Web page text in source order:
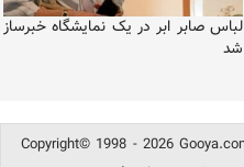
لباس صابر ابر در یک نمایشگاه خبرساز
شد